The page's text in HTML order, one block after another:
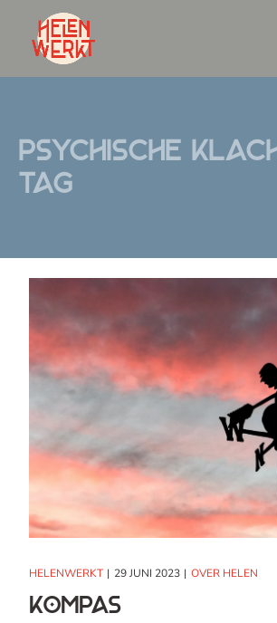
psychische
Tag
HELENWERKT 29 JUNI 2023 OVER HELEN
Kompas